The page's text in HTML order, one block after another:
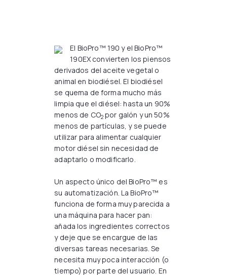
El BioPro™ 190 y el BioPro™
190EX convierten los piensos
derivados del aceite vegetal o
animal en biodiésel. El biodiésel
se quema de forma mucho más
limpia que el diésel: hasta un 90%
menos de CO2 por galón y un 50%
menos de partículas, y se puede
utilizar para alimentar cualquier
motor diésel sin necesidad de
adaptarlo o modificarlo.
Un aspecto único del BioPro™ es
su automatización. La BioPro™
funciona de forma muy parecida a
una máquina para hacer pan:
añada los ingredientes correctos
y deje que se encargue de las
diversas tareas necesarias. Se
necesita muy poca interacción (o
tiempo) por parte del usuario. En